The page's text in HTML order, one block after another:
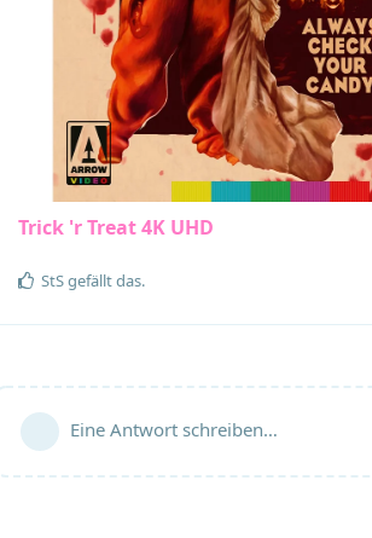
Trick 'r Treat 4K UHD
StSgefällt das.
Eine Antwort schreiben…